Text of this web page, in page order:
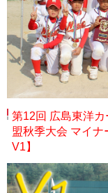
第12回 広島東洋
盟秋季大会 マイ
V1】